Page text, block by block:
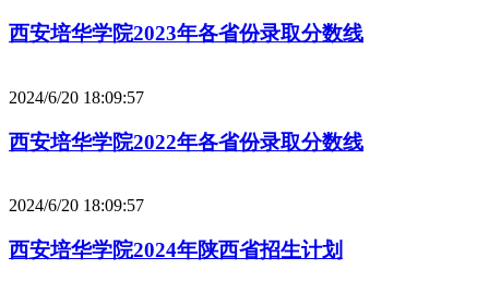
西安培华学院2023年各省份录取分数线
2024/6/20 18:09:57
西安培华学院2022年各省份录取分数线
2024/6/20 18:09:57
西安培华学院2024年陕西省招生计划